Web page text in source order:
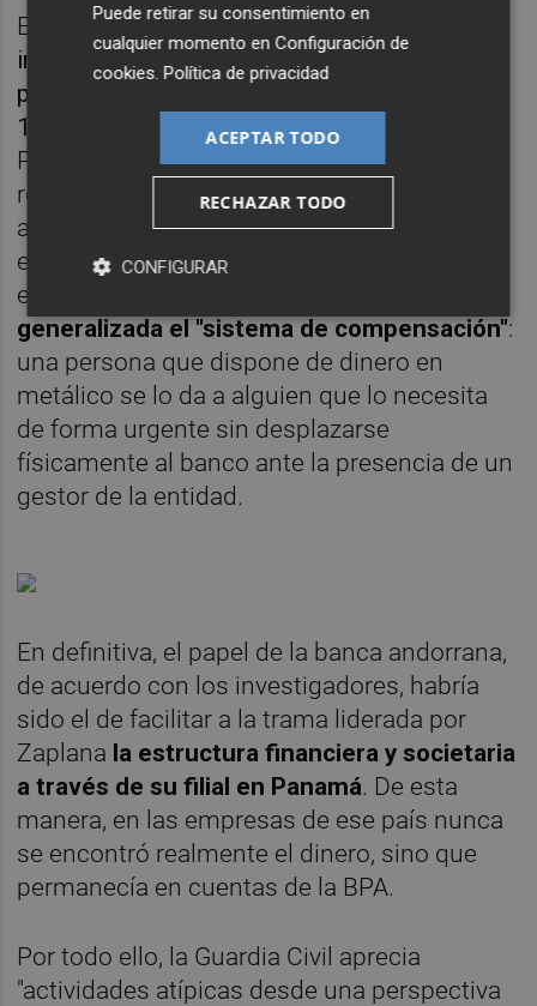
En los citados productosse produce la
inyección de cantidades de dinero de
procedencia opaca, por importe total de casi
10 millones de euros entre 2004 y 2007
Prácticamente la totalidad de los abonos,
remarca la UCO, son a través de ingresos
asociados con operaciones de dinero de
efectivo que alcanzaron los 9,23 millones de
euros
generalizada el "sistema de compensación":
una persona que dispone de dinero en
metálico se lo da a alguien que lo necesita
de forma urgente sin desplazarse
físicamente al banco ante la presencia de un
gestor de la entidad.
En definitiva, el papel de la banca andorrana,
de acuerdo con los investigadores, habría
sido el de facilitar a la trama liderada por
Zaplana la estructura financiera y societaria
a través de su filial en Panamá. De esta
manera, en las empresas de ese país nunca
se encontró realmente el dinero, sino que
permanecía en cuentas de la BPA.
Por todo ello, la Guardia Civil aprecia
"actividades atípicas desde una perspectiva
Puede retirar su consentimiento en
cualquier momento enConfiguración de
cookies.Política de privacidad
ACEPTAR TODO
RECHAZAR TODO
CONFIGURAR